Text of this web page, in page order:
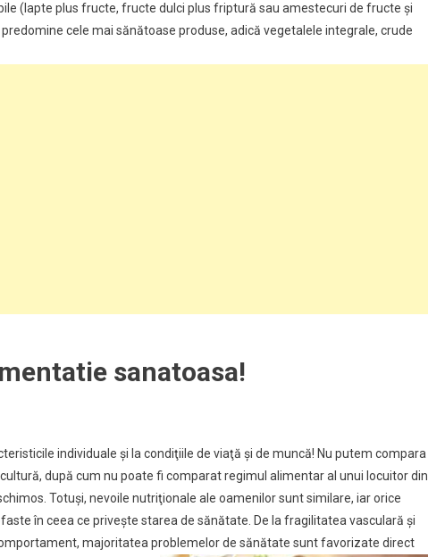
(lapte plus fructe, fructe dulci plus friptură sau amestecuri de fructe şi
cele mai sănătoase produse, adică vegetalele integrale, crude
sanatoasa!
individuale şi la condiţiile de viaţă şi de muncă! Nu putem compara
după cum nu poate fi comparat regimul alimentar al unui locuitor din
Totuşi, nevoile nutriţionale ale oamenilor sunt similare, iar orice
în ceea ce priveşte starea de sănătate. De la fragilitatea vasculară şi
majoritatea problemelor de sănătate sunt favorizate direct